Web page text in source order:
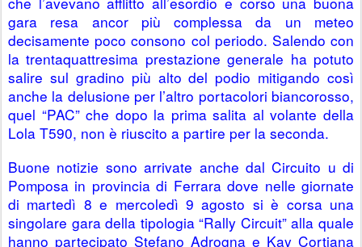
gara resa ancor più complessa da un meteo
decisamente poco consono col periodo. Salendo con
la trentaquattresima prestazione generale ha potuto
salire sul gradino più alto del podio mitigando così
anche la delusione per l’altro portacolori biancorosso,
quel “PAC” che dopo la prima salita al volante della
Lola T590, non è riuscito a partire per la seconda.
Buone notizie sono arrivate anche dal Circuito u di
Pomposa in provincia di Ferrara dove nelle giornate
di martedì 8 e mercoledì 9 agosto si è corsa una
singolare gara della tipologia “Rally Circuit” alla quale
hanno partecipato Stefano Adrogna e Kay Cortiana